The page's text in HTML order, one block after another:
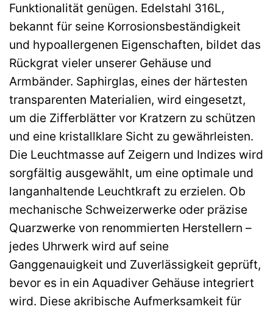
Funktionalität genügen. Edelstahl 316L,
bekannt für seine Korrosionsbeständigkeit
und hypoallergenen Eigenschaften, bildet das
Rückgrat vieler unserer Gehäuse und
Armbänder. Saphirglas, eines der härtesten
transparenten Materialien, wird eingesetzt,
um die Zifferblätter vor Kratzern zu schützen
und eine kristallklare Sicht zu gewährleisten.
Die Leuchtmasse auf Zeigern und Indizes wird
sorgfältig ausgewählt, um eine optimale und
langanhaltende Leuchtkraft zu erzielen. Ob
mechanische Schweizerwerke oder präzise
Quarzwerke von renommierten Herstellern –
jedes Uhrwerk wird auf seine
Ganggenauigkeit und Zuverlässigkeit geprüft,
bevor es in ein Aquadiver Gehäuse integriert
wird. Diese akribische Aufmerksamkeit für